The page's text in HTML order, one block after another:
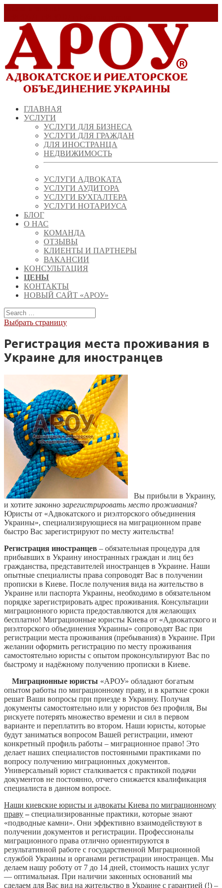
ГЛАВНАЯ
УСЛУГИ
УСЛУГИ ДЛЯ БИЗНЕСА
УСЛУГИ ДЛЯ ГРАЖДАН
ДЛЯ ИНОСТРАНЦА
НЕДВИЖИМОСТЬ
УСЛУГИ АДВОКАТА
УСЛУГИ АУДИТОРА
УСЛУГИ БУХГАЛТЕРА
УСЛУГИ НОТАРИУСА
БЛОГ
О НАС
КОМАНДА
ОТЗЫВЫ
КЛИЕНТЫ И ПАРТНЕРЫ
ВАКАНСИИ
КОНСУЛЬТАЦИЯ
ЦЕНЫ
КОНТАКТЫ
НОВЫЙ САЙТ «АРОУ»
Выбрать страницу
Регистрация места проживания в
Украине для иностранцев
Вы прибыли в Украину,
и хотите законно зарегистрировать место проживания?
Юристы от «Адвокатского и риэлторского объединения
Украины», специализирующиеся на миграционном праве
быстро Вас зарегистрируют по месту жительства!
Регистрация иностранцев – обязательная процедура для
прибывших в Украину иностранных граждан и лиц без
гражданства, представителей иностранцев в Украине. Наши
опытные специалисты права сопроводят Вас в получении
прописки в Киеве. После получения вида на жительство в
Украине или паспорта Украины, необходимо в обязательном
порядке зарегистрировать адрес проживания. Консультации
миграционного юриста предоставляются для желающих
бесплатно! Миграционные юристы Киева от «Адвокатского и
риэлторского объединения Украины» сопроводят Вас при
регистрации места проживания (пребывания) в Украине. При
желании оформить регистрацию по месту проживания
самостоятельно юристы с опытом проконсультируют Вас по
быстрому и надёжному получению прописки в Киеве.
Миграционные юристы «АРОУ» обладают богатым
опытом работы по миграционному праву, и в краткие сроки
решат Ваши вопросы при приезде в Украину. Получая
документы самостоятельно или у юристов без профиля, Вы
рискуете потерять множество времени и сил в первом
варианте и переплатить во втором. Наши юристы, которые
будут заниматься вопросом Вашей регистрации, имеют
конкретный профиль работы – миграционное право! Это
делает наших специалистов постоянными практиками по
вопросу получению миграционных документов.
Универсальный юрист сталкивается с практикой подачи
документов не постоянно, отчего снижается квалификация
специалиста в данном вопросе.
Наши киевские юристы и адвокаты Киева по миграционному
праву – специализированные практики, которые знают
«подводные камни». Они эффективно взаимодействуют в
получении документов и регистрации. Профессионалы
миграционного права отлично ориентируются в
результативной работе с государственной Миграционной
службой Украины и органами регистрации иностранцев. Мы
делаем нашу роботу от 7 до 14 дней, стоимость наших услуг
— оптимальная. При наличии законных оснований мы
сделаем для Вас вид на жительство в Украине с гарантией (!) –